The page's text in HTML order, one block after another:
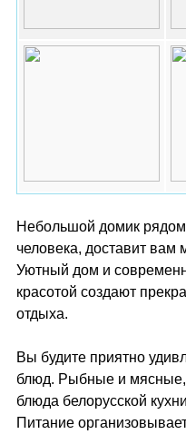
Небольшой домик рядом
человека, доставит вам
Уютный дом и
красотой создают
отдыха.
Вы будите приятно
блюд. Рыбные и
блюда белорусской
Питание